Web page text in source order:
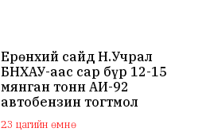
Ерөнхий сайд Н.Учрал
БНХАУ-аас сар бүр 12-15
мянган тонн АИ-92
автобензин тогтмол
нийлүүлэх хүсэлт тавилаа
23 цагийн өмнө